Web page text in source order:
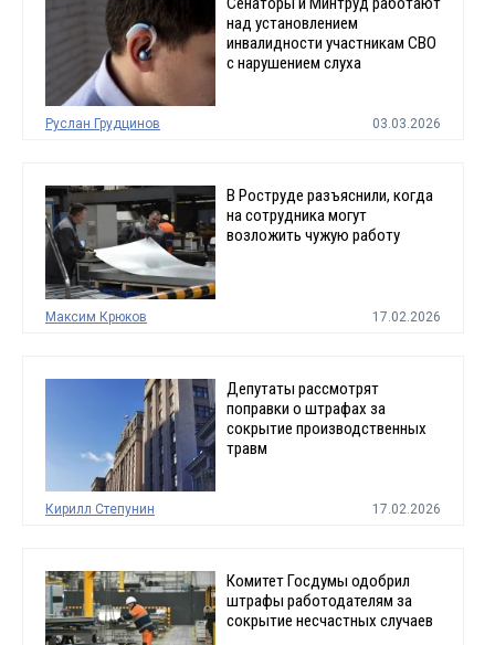
над установлением
инвалидности участникам СВО
с нарушением слуха
Руслан Грудцинов 03.03.2026
В Роструде разъяснили, когда
на сотрудника могут
возложить чужую работу
Максим Крюков 17.02.2026
Депутаты рассмотрят
поправки о штрафах за
сокрытие производственных
травм
Кирилл Степунин 17.02.2026
Комитет Госдумы одобрил
штрафы работодателям за
сокрытие несчастных случаев